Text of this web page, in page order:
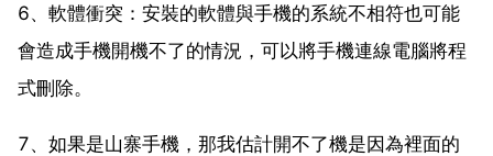
6、軟體衝突：安裝的軟體與手機的系統不相符也可能
會造成手機開機不了的情況，可以將手機連線電腦將程
式刪除。
7、如果是山寨手機，那我估計開不了機是因為裡面的